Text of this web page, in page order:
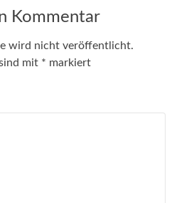
Kommentar
wird nicht veröffentlicht.
mit * markiert